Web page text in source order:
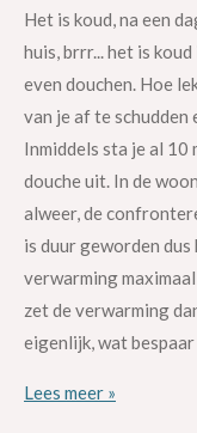
Het is koud, na een
huis, brrr... het is
even douchen. Hoe
van je af te schudden
Inmiddels sta je al 10
douche uit. In de
alweer, de
is duur geworden dus
verwarming
zet de verwarming
eigenlijk, wat
Lees meer »